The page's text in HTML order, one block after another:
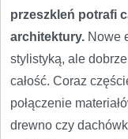
przeszkleń potrafi
architektury. Nowe
stylistyką, ale
całość. Coraz
połączenie
drewno czy